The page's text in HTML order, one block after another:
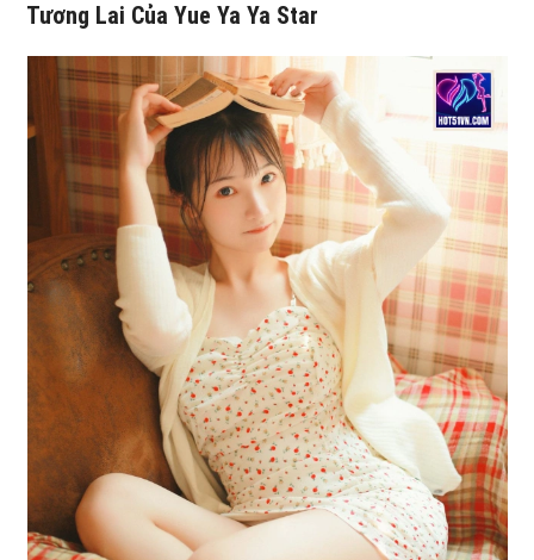
Tương Lai Của Yue Ya Ya Star